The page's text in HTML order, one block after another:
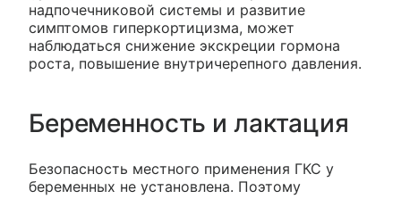
надпочечниковой системы и развитие
симптомов гиперкортицизма, может
наблюдаться снижение экскреции гормона
роста, повышение внутричерепного давления.
Беременность и лактация
Безопасность местного применения ГКС у
беременных не установлена. Поэтому